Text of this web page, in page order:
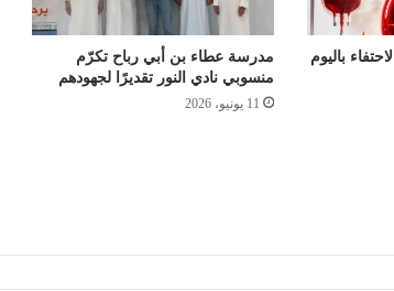
باليوم
مدرسة عطاء بن أبي رباح تكرّم
منسوبي نادي النور تقديرًا لجهودهم
11 يونيو، 2026